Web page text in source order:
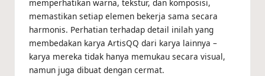
memperhatikan warna, tekstur, dan komposisi,
memastikan setiap elemen bekerja sama secara
harmonis. Perhatian terhadap detail inilah yang
membedakan karya ArtisQQ dari karya lainnya –
karya mereka tidak hanya memukau secara visual,
namun juga dibuat dengan cermat.